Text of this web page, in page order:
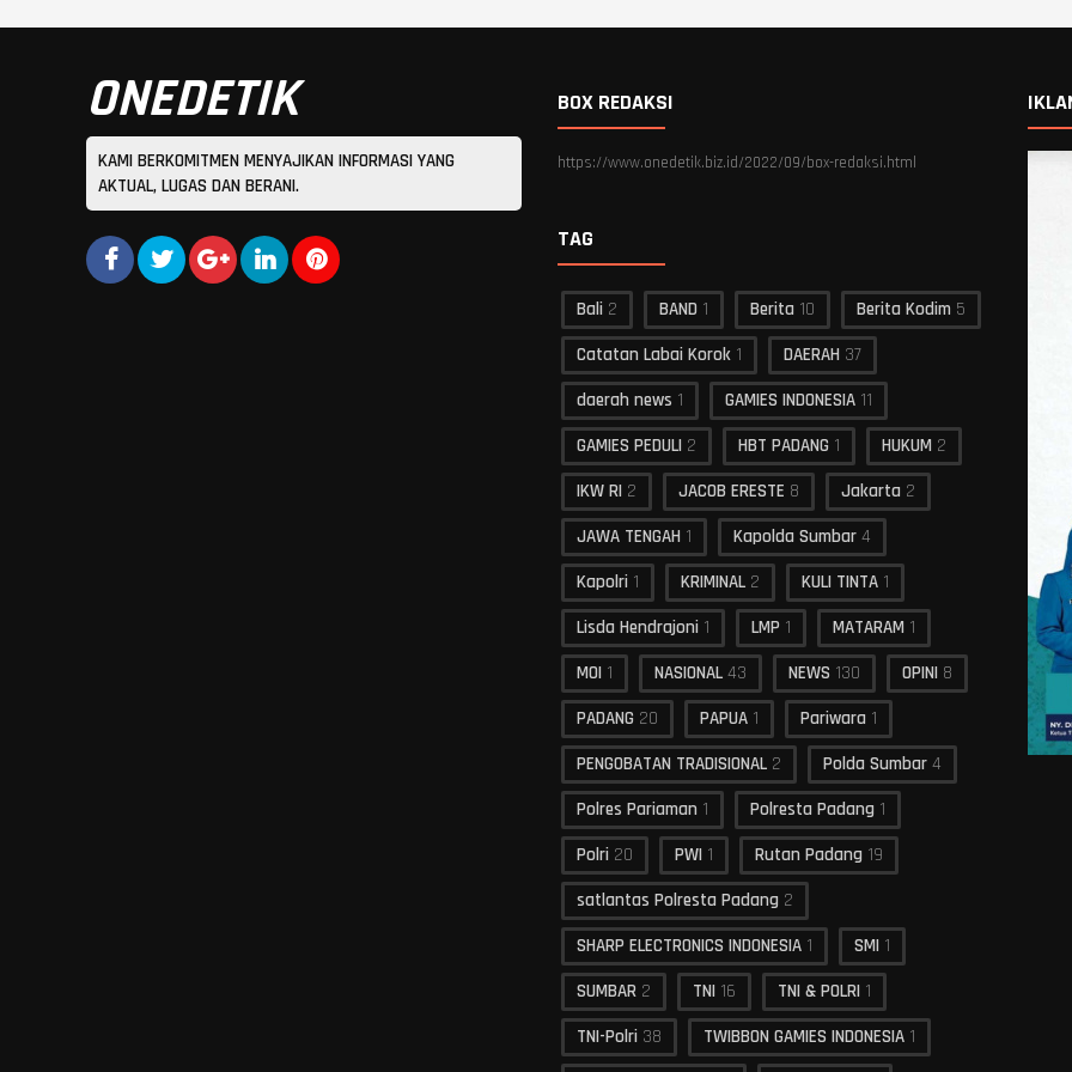
ONEDETIK
KAMI BERKOMITMEN MENYAJIKAN INFORMASI YANG
AKTUAL, LUGAS DAN BERANI.
BOX REDAKSI
https://www.onedetik.biz.id/2022/09/box-redaksi.html
TAG
Bali 2 BAND 1 Berita 10 Berita Kodim 5
Catatan Labai Korok 1 DAERAH 37
daerah news 1 GAMIES INDONESIA 11
GAMIES PEDULI 2 HBT PADANG 1 HUKUM 2
IKW RI 2 JACOB ERESTE 8 Jakarta 2
JAWA TENGAH 1 Kapolda Sumbar 4
Kapolri 1 KRIMINAL 2 KULI TINTA 1
Lisda Hendrajoni 1 LMP 1 MATARAM 1
MOI 1 NASIONAL 43 NEWS 130 OPINI 8
PADANG 20 PAPUA 1 Pariwara 1
PENGOBATAN TRADISIONAL 2 Polda Sumbar 4
Polres Pariaman 1 Polresta Padang 1
Polri 20 PWI 1 Rutan Padang 19
satlantas Polresta Padang 2
SHARP ELECTRONICS INDONESIA 1 SMI 1
SUMBAR 2 TNI 16 TNI & POLRI 1
TNI-Polri 38 TWIBBON GAMIES INDONESIA 1